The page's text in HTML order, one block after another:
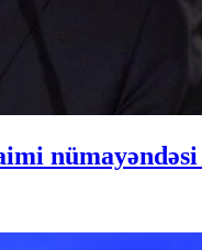
nümayəndəsi